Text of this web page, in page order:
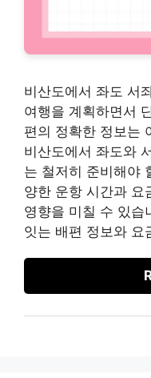
비산도에서 좌도 서
여행을 계획하면서
편의 정확한 정보는
비산도에서 좌도와
는 철저히 준비해야
양한 운항 시간과 요
영향을 미칠 수 있습
잇는 배편 정보와 요